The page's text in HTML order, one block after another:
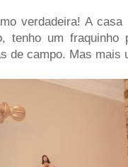
verdadeira! A
tenho um fraquinho
de campo. Mas mais